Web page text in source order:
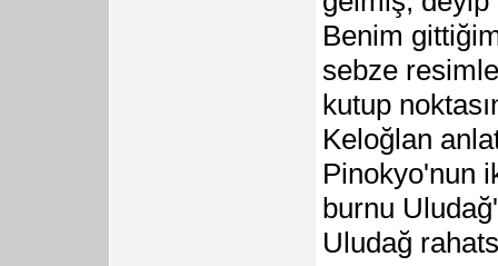
Benim
sebze
kutup
Keloğlan
Pinokyo'nun
burnu
Uludağ